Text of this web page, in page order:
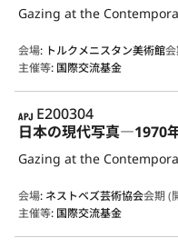
会場: トルクメニスタン美術館
主催等: 国際交流基金
APJ
E200304
日本の現代写真―1970
会場: ネストベズ芸術協会会期 (
主催等: 国際交流基金